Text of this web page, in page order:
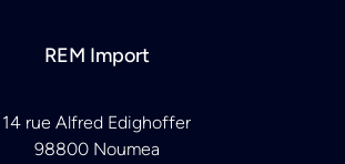
REM Import
14 rue Alfred Edighoffer
98800 Noumea